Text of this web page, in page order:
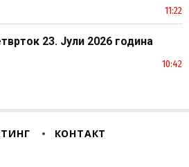
11:22
23. Јули 2026 година
10:42
КОНТАКТ